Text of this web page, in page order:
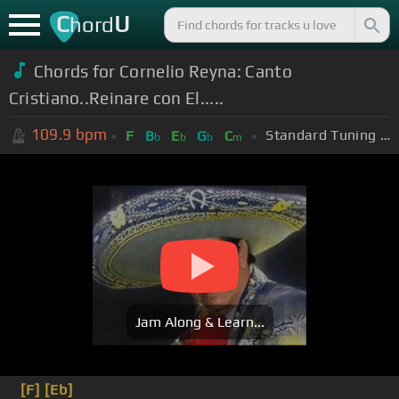
ChordU
Chords for Cornelio Reyna: Canto
Cristiano..Reinare con El.....
109.9 bpm F Bb Eb Gb Cm Standard Tuning (EADGBE)
Jam Along & Learn...
[F] [Eb]